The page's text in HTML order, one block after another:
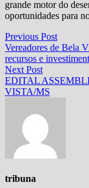
grande motor do
oportunidades para
Navegação
de
Post
Previous PostPrevious
post:
Vereadores de Bela
recursos e
Next PostNext
post:
EDITAL
VISTA/MS
tribuna